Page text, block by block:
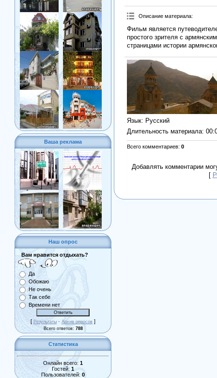
Ваша реклама
Наш опрос
Вам нравится отдыхать?
Да
Обожаю
Не очень
Так себе
Времени нет
[ Результаты · Архив опросов ]
Всего ответов: 788
Статистика
Онлайн всего: 1
Гостей: 1
Пользователей: 0
Описание материала:
Фильм является
простого зрителя с
страницами истории
Язык: Русский
Длительность материала:
Всего комментариев: 0
Добавлять комментарии
[